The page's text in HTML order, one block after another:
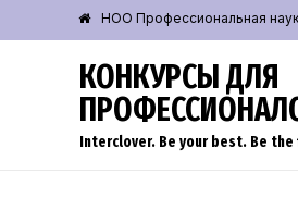
НОО Профессиональная
КОНКУРСЫ ДЛЯ
Interclover. Be your best. Be